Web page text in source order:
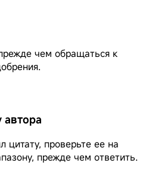
чем обращаться к
автора
цитату, проверьте ее на
прежде чем ответить.